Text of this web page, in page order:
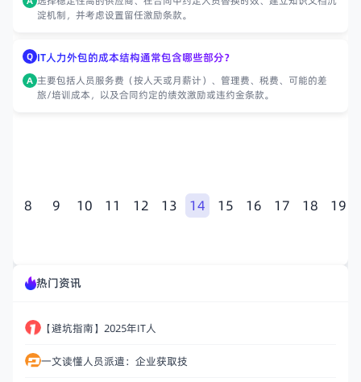
淀机制，并考虑设置留任激励条款。
Q IT人力外包的成本结构通常包含哪些部分？
A 主要包括人员服务费（按人天或月薪计）、管理费、税费、可能的差
旅/培训成本，以及合同约定的绩效激励或违约金条款。
8 9 10 11 12 13 14 15 16 17 18 19
热门资讯
【避坑指南】2025年IT人
一文读懂人员派遣：企业获取技